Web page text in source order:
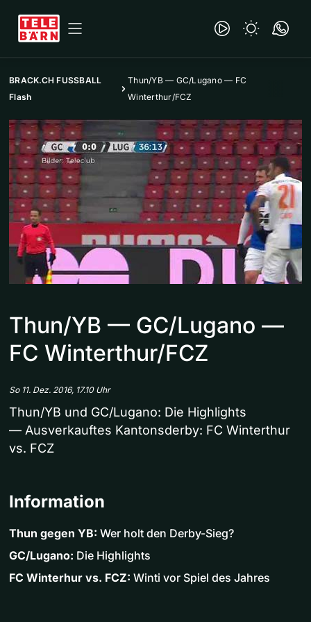
BRACK.CH FUSSBALL
Flash
Thun/YB — GC/Lugano — FC
Winterthur/FCZ
Thun/YB — GC/Lugano —
FC Winterthur/FCZ
So 11. Dez. 2016, 17.10 Uhr
Thun/YB und GC/Lugano: Die Highlights
— Ausverkauftes Kantonsderby: FC Winterthur
vs. FCZ
Information
Thun gegen YB: Wer holt den Derby-Sieg?
GC/Lugano: Die Highlights
FC Winterhur vs. FCZ: Winti vor Spiel des Jahres